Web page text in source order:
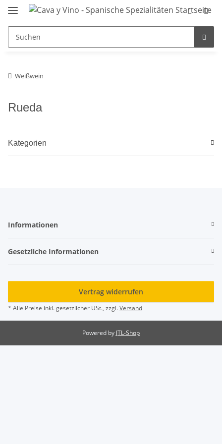
Weißwein
Rueda
Kategorien
Informationen
Gesetzliche Informationen
Vertrag widerrufen
* Alle Preise inkl. gesetzlicher USt., zzgl.Versand
Powered by JTL-Shop